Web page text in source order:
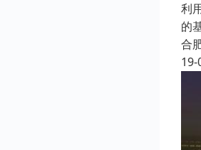
利
的
合
19-